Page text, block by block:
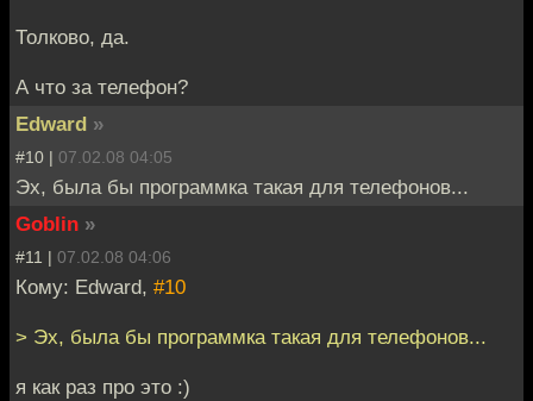
Толково, да.
А что за телефон?
Edward »
#10 | 07.02.08 04:05
Эх, была бы программка такая для телефонов...
Goblin »
#11 | 07.02.08 04:06
Кому: Edward, #10
> Эх, была бы программка такая для телефонов...
я как раз про это :)